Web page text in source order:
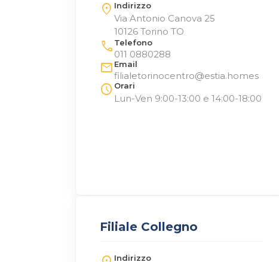
location_on Indirizzo
Via Antonio Canova 25
10126 Torino TO
call Telefono
011 0880288
mail Email
filialetorinocentro@estia.homes
schedule Orari
Lun-Ven 9:00-13:00 e 14:00-18:00
Filiale Collegno
Indirizzo